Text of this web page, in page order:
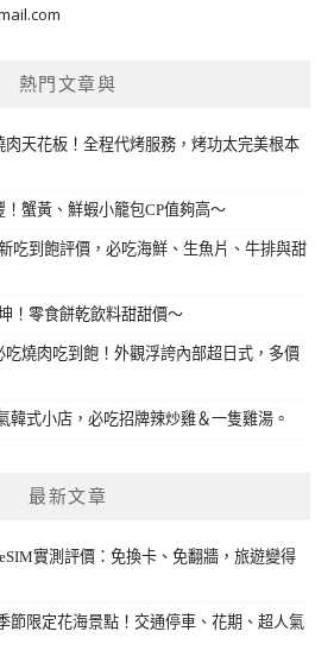
熱門文章與
肉天花板！全程代烤服務，烤功太完美根本
蟹黃、鮮蝦小籠包CP值夠高～
吃到飽評價，必吃海鮮、生魚片、牛排與甜
！零食餅乾飲料甜甜價～
燒肉吃到飽！外觀浮誇內部超日式，多價
韓式小店，必吃招牌辣炒雞＆一隻雞湯。
最新文章
實測評價：免換卡、免翻牆，旅遊變得
節限定花海景點！交通停車、花期、超人氣